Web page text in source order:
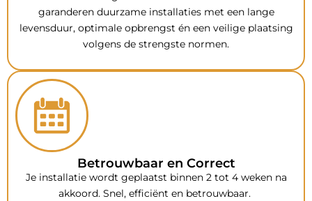
garanderen duurzame installaties met een lange
levensduur, optimale opbrengst én een veilige plaatsing
volgens de strengste normen.
Betrouwbaar en Correct
Je installatie wordt geplaatst binnen 2 tot 4 weken na
akkoord. Snel, efficiënt en betrouwbaar.